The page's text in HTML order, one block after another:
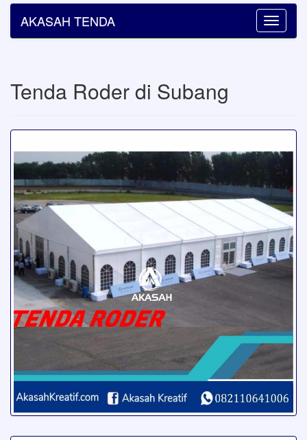
Toggle
AKASAH TENDA
Tenda Roder di Subang